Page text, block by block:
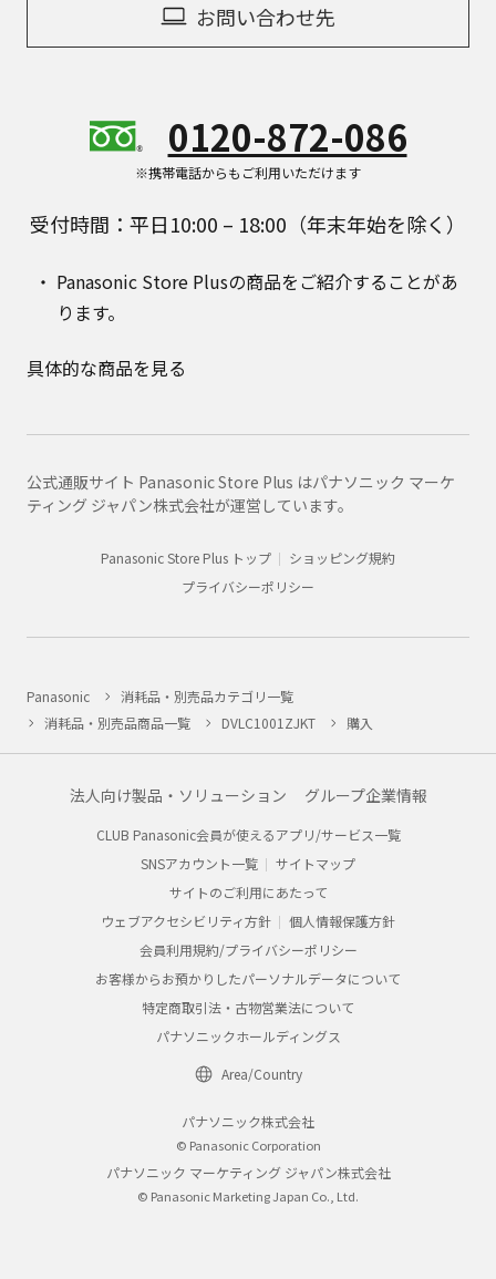
お問い合わせ先
0120-872-086
※携帯電話からもご利用いただけます
受付時間：平日10:00 – 18:00（年末年始を除く）
Panasonic Store Plusの商品をご紹介することがあ
ります。
具体的な商品を見る
公式通販サイト Panasonic Store Plus はパナソニック マーケ
ティング ジャパン株式会社が運営しています。
Panasonic Store Plus トップ
ショッピング規約
プライバシーポリシー
Panasonic
消耗品・別売品カテゴリ一覧
消耗品・別売品商品一覧
DVLC1001ZJKT 購入
法人向け製品・ソリューション グループ企業情報
CLUB Panasonic会員が使えるアプリ/サービス一覧
SNSアカウント一覧
サイトマップ
サイトのご利用にあたって
ウェブアクセシビリティ方針
個人情報保護方針
会員利用規約/プライバシーポリシー
お客様からお預かりしたパーソナルデータについて
特定商取引法・古物営業法について
パナソニックホールディングス
Area/Country
パナソニック株式会社
© Panasonic Corporation
パナソニック マーケティング ジャパン株式会社
© Panasonic Marketing Japan Co., Ltd.